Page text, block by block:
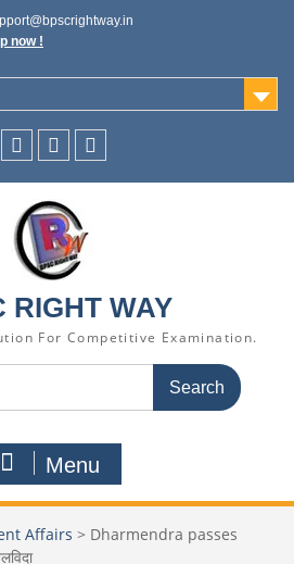
now !
RIGHT WAY
For Competitive Examination.
Menu
Affairs > Dharmendra passes